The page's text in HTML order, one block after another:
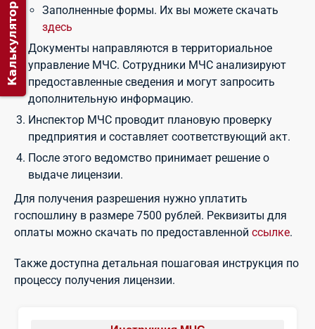
Заполненные формы. Их вы можете скачать
здесь
Документы направляются в территориальное
управление МЧС. Сотрудники МЧС анализируют
предоставленные сведения и могут запросить
дополнительную информацию.
Инспектор МЧС проводит плановую проверку
предприятия и составляет соответствующий акт.
После этого ведомство принимает решение о
выдаче лицензии.
Для получения разрешения нужно уплатить
госпошлину в размере 7500 рублей. Реквизиты для
оплаты можно скачать по предоставленной ссылке.
Также доступна детальная пошаговая инструкция по
процессу получения лицензии.
Калькулятор